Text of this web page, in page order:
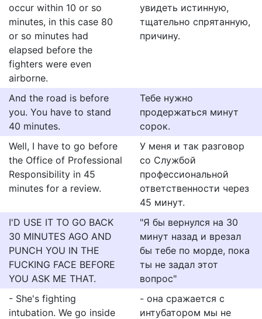
occur within 10 or so
minutes, in this case 80
or so minutes had
elapsed before the
fighters were even
airborne.
увидеть истинную,
тщательно спрятанную,
причину.
And the road is before
you. You have to stand
40 minutes.
Тебе нужно
продержаться минут
сорок.
Well, I have to go before
the Office of Professional
Responsibility in 45
minutes for a review.
У меня и так разговор
со Службой
профессиональной
ответственности через
45 минут.
I'D USE IT TO GO BACK
30 MINUTES AGO AND
PUNCH YOU IN THE
FUCKING FACE BEFORE
YOU ASK ME THAT.
"Я бы вернулся на 30
минут назад и врезал
бы тебе по морде, пока
ты не задал этот
вопрос"
- She's fighting
intubation. We go inside
- она сражается с
интубатором мы не